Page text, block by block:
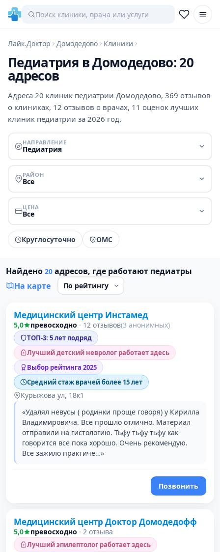
Лайк.Доктор Домодедово Клиники
Педиатрия в Домодедово: 20
адресов
Адреса 20 клиник педиатрии Домодедово, 369 отзывов
о клиниках, 12 отзывов о врачах, 11 оценок лучших
клиник педиатрии за 2026 год.
НАПРАВЛЕНИЕ
Педиатрия
РАЙОН
Все
ЦЕНА
Все
Круглосуточно ОМС
Найдено 20 адресов, где работают педиатры
На карте
1 место в рейтинге
Медицинский центр Инстамед
5,0 превосходно · 12 отзывов(3 анонимных)
ТОП-3: 5 лет подряд
Лучший детский невролог работает здесь
Выбор рейтинга 2025
Средний стаж врачей более 15 лет
Курыжова ул, 18к1
«Удалял невусы ( родинки проще говоря) у Кирилла
Владимировича. Все прошло отлично. Материал
отправили на гистологию. Тьфу тьфу тьфу как
говорится все пока хорошо. Очень рекомендую.
Все зажило практиче…»
Позвонить
2 место в рейтинге
Медицинский центр Доктор Домодедофф
5,0 превосходно · 2 отзыва
Лучший эпилептолог работает здесь